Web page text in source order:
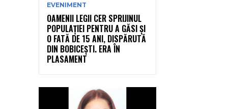
EVENIMENT
OAMENII LEGII CER SPRIJINUL
POPULAȚIEI PENTRU A GĂSI ȘI
O FATĂ DE 15 ANI, DISPĂRUTĂ
DIN BOBICEȘTI. ERA ÎN
PLASAMENT